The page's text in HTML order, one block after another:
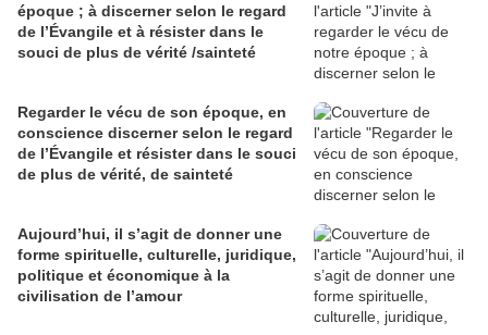
époque ; à discerner selon le regard
de l’Évangile et à résister dans le
souci de plus de vérité /sainteté
Regarder le vécu de son époque, en
conscience discerner selon le regard
de l’Évangile et résister dans le souci
de plus de vérité, de sainteté
Aujourd’hui, il s’agit de donner une
forme spirituelle, culturelle, juridique,
politique et économique à la
civilisation de l’amour